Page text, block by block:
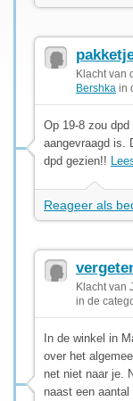
Klacht van
Bershka in
Op 19-8 zou
aangevraagd is.
dpd gezien!!
Reageer als
Klacht van
in de
In de winkel in
over het
net niet naar je.
naast een